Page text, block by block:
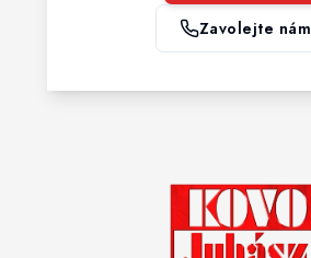
Zavolejte nám